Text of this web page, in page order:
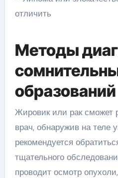
Методы
образований
Жировик или рак сможет
врач, обнаружив на теле
рекомендуется
тщательного
проводит осмотр